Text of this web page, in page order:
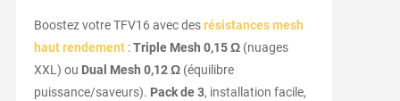
Boostez votre TFV16 avec desrésistances mesh
haut rendement:Triple Mesh 0,15 Ω(nuages
XXL) ou Dual Mesh 0,12 Ω(équilibre
puissance/saveurs). Pack de 3, installation facile,